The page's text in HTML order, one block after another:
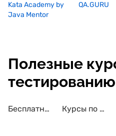
Kata Academy by
Java Mentor
QA.GURU
Полезные
тестированию
Бесплатные курсы по QA-тестированию Курсы по QA-тестированию с трудоустройством